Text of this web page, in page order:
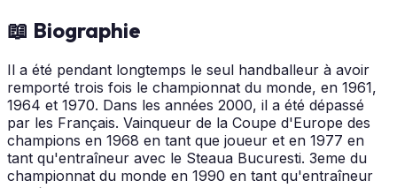
📖 Biographie
Il a été pendant longtemps le seul handballeur à avoir
remporté trois fois le championnat du monde, en 1961,
1964 et 1970. Dans les années 2000, il a été dépassé
par les Français. Vainqueur de la Coupe d'Europe des
champions en 1968 en tant que joueur et en 1977 en
tant qu'entraîneur avec le Steaua Bucuresti. 3eme du
championnat du monde en 1990 en tant qu'entraîneur